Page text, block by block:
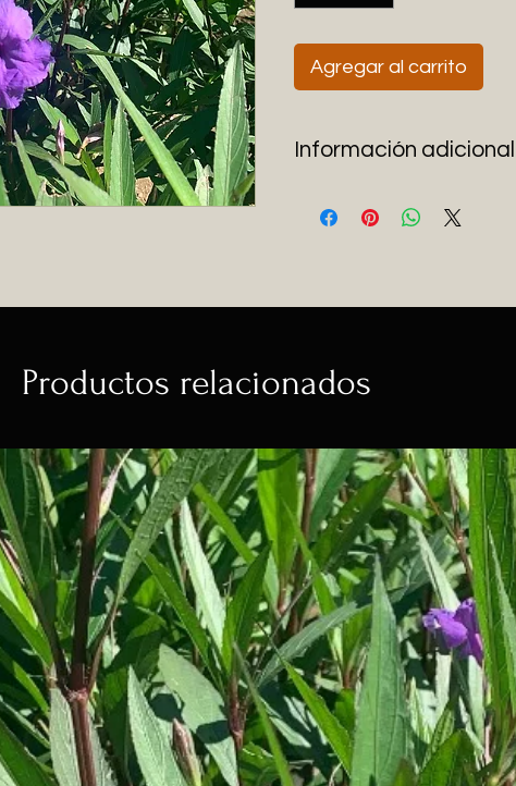
Agregar al carrito
Información adicional
dejan de salir todos los
Productos relacionados